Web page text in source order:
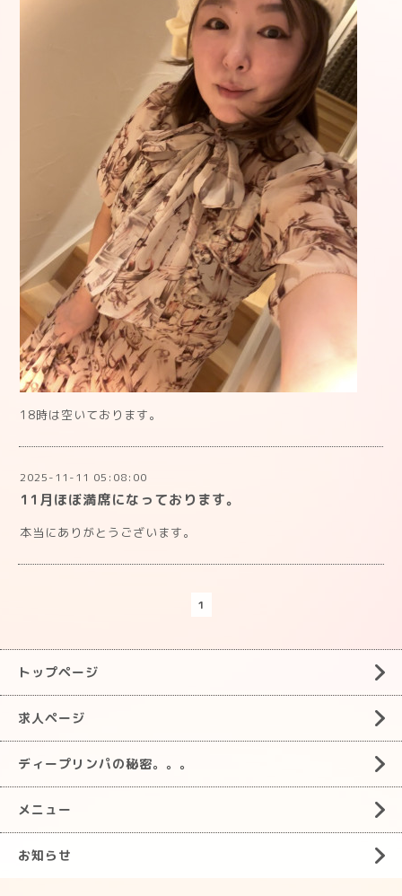
18時は空いております。
2025-11-11 05:08:00
11月ほぼ満席になっております。
本当にありがとうございます。
1
トップページ
求人ページ
ディープリンパの秘密。。。
メニュー
お知らせ